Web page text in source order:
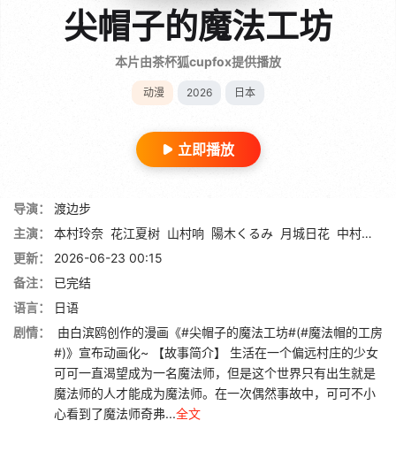
尖帽子的魔法工坊
本片由茶杯狐cupfox提供播放
动漫 2026 日本
立即播放
导演：
渡边步
主演：
本村玲奈 花江夏树 山村响 陽木くるみ 月城日花 中村悠一
更新：
2026-06-23 00:15
备注：
已完结
语言：
日语
剧情：
由白滨鸥创作的漫画《#尖帽子的魔法工坊#(#魔法帽的工房
#)》宣布动画化~ 【故事简介】 生活在一个偏远村庄的少女
可可一直渴望成为一名魔法师，但是这个世界只有出生就是
魔法师的人才能成为魔法师。在一次偶然事故中，可可不小
心看到了魔法师奇弗...全文